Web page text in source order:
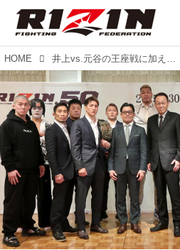
HOME 井上vs.元谷の王座戦に加え、千裕vs.ダウトベックなどOPファイト含む一挙14カードを追加発表！RIZIN.50香川大会 追加対戦カード発表記者会見